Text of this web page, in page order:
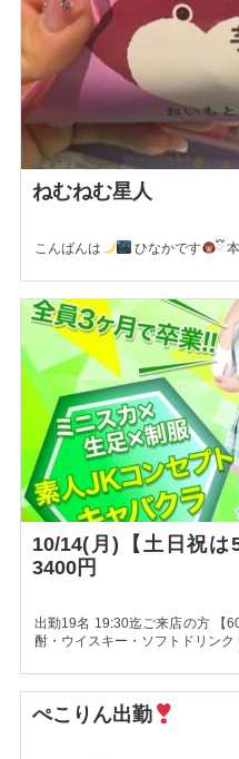
ねむねむ星人
こんばんは ひなかです 本
10/14(月)【土日祝
3400円
出勤19名 19:30迄ご来店の方 【
酎・ウイスキー・ソフトドリン
ぺこりん出勤